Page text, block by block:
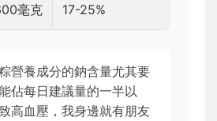
毫克 17-25%
營養成分的鈉含量尤其要
佔每日建議量的一半以
高血壓，我身邊就有朋友